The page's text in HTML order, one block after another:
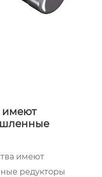
имеют
имеют
редукторы